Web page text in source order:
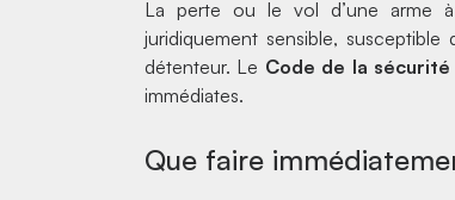
La perte ou le vol d’une arme
juridiquement sensible, susceptible
détenteur. Le Code de la
immédiates.
Que faire